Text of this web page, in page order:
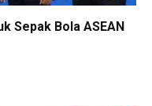
Sepak Bola ASEAN